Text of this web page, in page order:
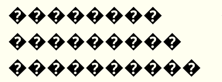
��������